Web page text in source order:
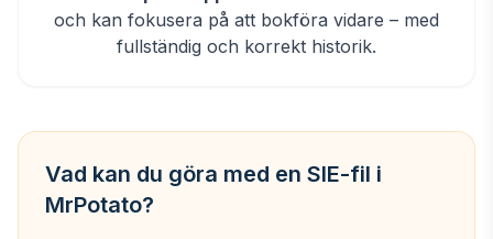
och kan fokusera på att bokföra vidare – med
fullständig och korrekt historik.
Vad kan du göra med en SIE-fil i
MrPotato?